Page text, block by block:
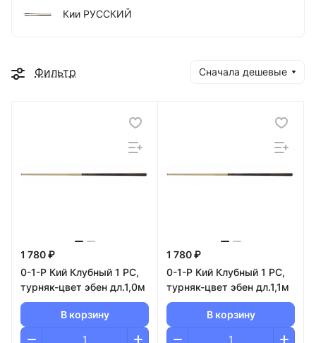
Кии РУССКИЙ
Фильтр Сначала дешевые
1 780 ₽
0-1-Р Кий Клубный 1 РС,
турняк-цвет эбен дл.1,0м
В корзину
1 780 ₽
0-1-Р Кий Клубный 1 РС,
турняк-цвет эбен дл.1,1м
В корзину